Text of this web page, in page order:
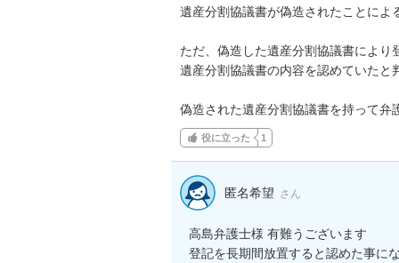
遺産分割協議書が偽造されたことに
ただ、偽造した遺産分割協議書によ
遺産分割協議書の内容を認めていた
偽造された遺産分割協議書を持って
役に立った 1
匿名希望 さん
高島弁護士様 有難うございます
登記を長期間放置すると認めた事に